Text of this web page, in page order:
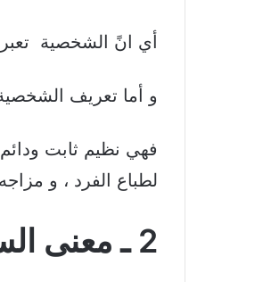
أي انً الشخصية
و أما تعريف
فهي نظيم ثابت
لطباع الفرد ، و
2 ـ معنى السمات: